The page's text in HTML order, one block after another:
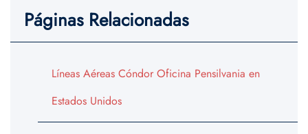
Páginas Relacionadas
Líneas Aéreas Cóndor Oficina Pensilvania en
Estados Unidos